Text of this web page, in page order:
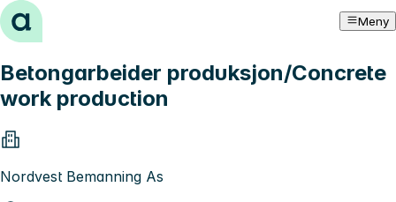
Hopp til innhold Meny
Betongarbeider produksjon/Concrete
work production
Nordvest Bemanning As